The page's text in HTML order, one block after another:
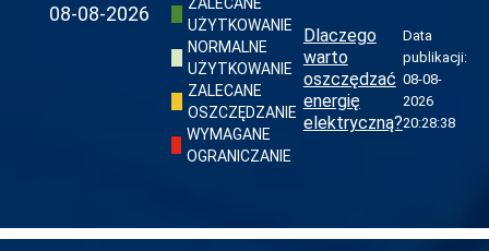
08-08-2026
UŻYTKOWANIE
NORMALNE
UŻYTKOWANIE
ZALECANE
OSZCZĘDZANIE
WYMAGANE
OGRANICZANIE
Dlaczego
warto
oszczędzać
energię
elektryczną?
Data
publikacji:
08-08-
2026
20:28:38